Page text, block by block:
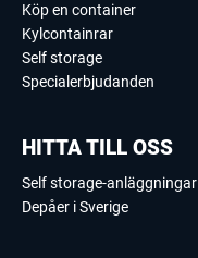
Köp en container
Kylcontainrar
Self storage
Specialerbjudanden
HITTA TILL OSS
Self storage-anläggningar
Depåer i Sverige